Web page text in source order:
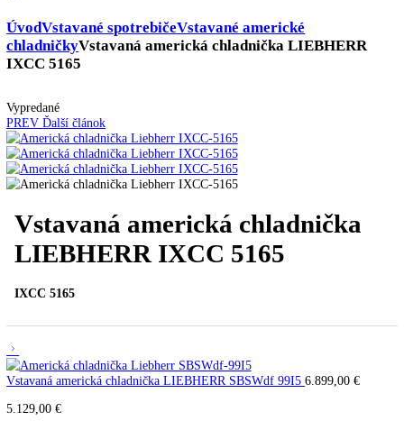
Skladovanie výbušných látok
Kávovary
Uncategorized
chladničkyVstavaná americká chladnička
IXCC 5165
Vypredané